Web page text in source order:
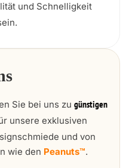
und Schnelligkeit
Sie bei uns zu günstigen
unsere exklusiven
und von
wie den Peanuts™.